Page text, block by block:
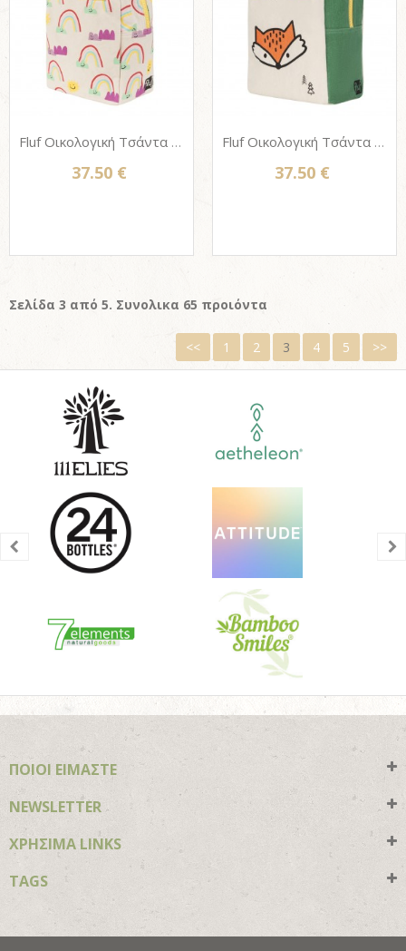
Fluf Οικολογική Τσάντα φαγητού με φερμουάρ - RAINBOWS
37.50 €
Fluf Οικολογική Τσάντα φαγητού με φερμουάρ - FOX
37.50 €
Σελίδα 3 από 5. Συνολικα 65 προιόντα
<< 1 2 3 4 5 >>
ΠΟΙΟΙ ΕΙΜΑΣΤΕ
NEWSLETTER
ΧΡΗΣΙΜΑ LINKS
TAGS